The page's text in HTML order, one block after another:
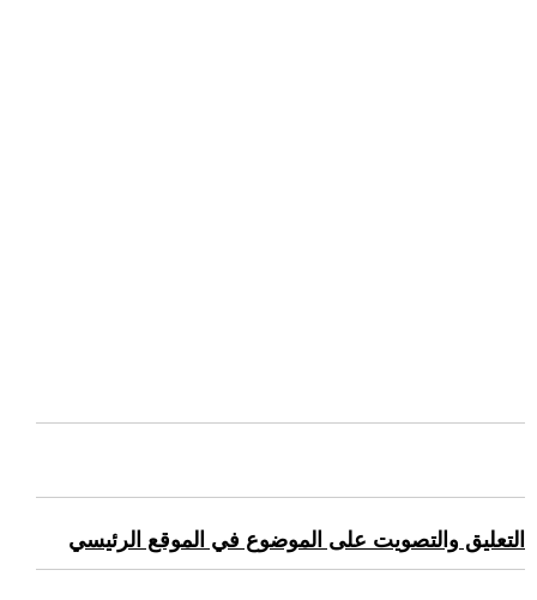
التعليق والتصويت على الموضوع في الموقع الرئيسي